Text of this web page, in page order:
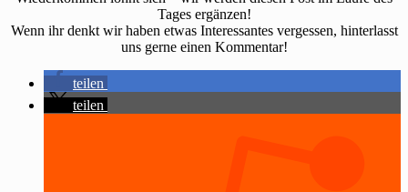
Tages ergänzen!
Wenn ihr denkt wir haben etwas Interessantes vergessen, hinterlasst
uns gerne einen Kommentar!
teilen
teilen